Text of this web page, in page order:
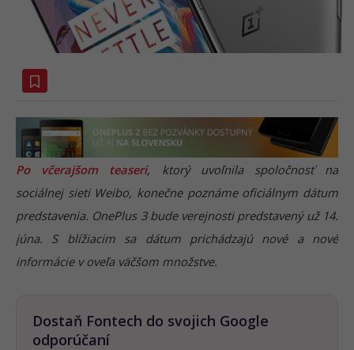
Po včerajšom teaseri, ktorý uvoľnila spoločnosť na
sociálnej sieti Weibo, konečne poznáme oficiálnym dátum
predstavenia. OnePlus 3 bude verejnosti predstavený už 14.
júna. S blížiacim sa dátum prichádzajú nové a nové
informácie v oveľa väčšom množstve.
Dostaň Fontech do svojich Google
odporúčaní